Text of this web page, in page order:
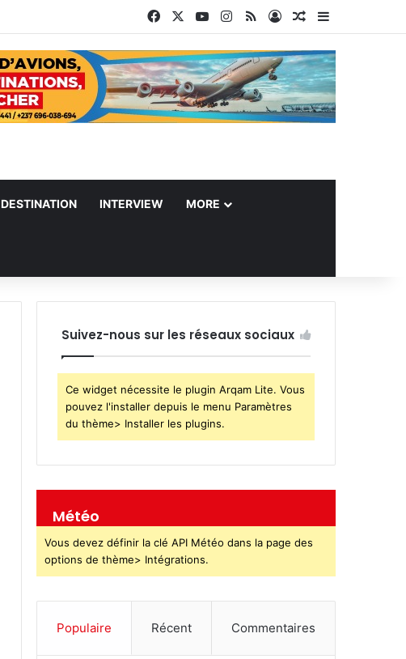
Facebook YouTubeInstagram
RSS ConnexionArticle Aléatoire
DESTINATION INTERVIEW MORE
Suivez-nous sur les réseaux sociaux
Ce widget nécessite le plugin Arqam Lite. Vous
pouvez l'installer depuis le menu Paramètres
du thème> Installer les plugins.
Météo
Vous devez définir la clé API Météo dans la page des
options de thème> Intégrations.
Populaire Récent Commentaires